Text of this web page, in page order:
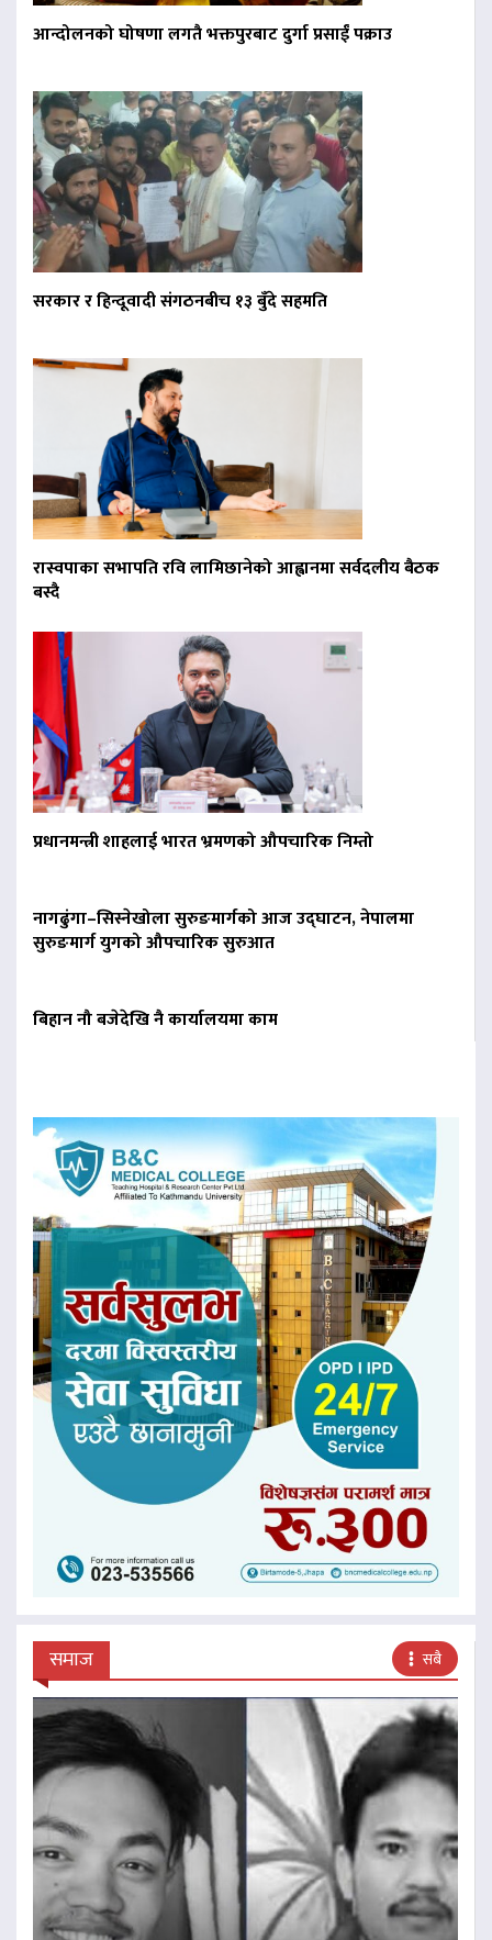
आन्दोलनको घोषणा लगतै भक्तपुरबाट दुर्गा प्रसाईं पक्राउ
सरकार र हिन्दूवादी संगठनबीच १३ बुँदे सहमति
रास्वपाका सभापति रवि लामिछानेको आह्वानमा सर्वदलीय बैठक
बस्दै
प्रधानमन्त्री शाहलाई भारत भ्रमणको औपचारिक निम्तो
नागढुंगा–सिस्नेखोला सुरुङमार्गको आज उद्घाटन, नेपालमा
सुरुङमार्ग युगको औपचारिक सुरुआत
बिहान नौ बजेदेखि नै कार्यालयमा काम
समाज सबै